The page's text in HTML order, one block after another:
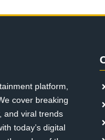
platform,
cover breaking
and viral trends
today’s digital